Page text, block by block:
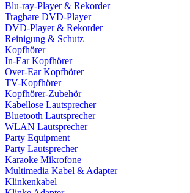
Blu-ray-Player & Rekorder
Tragbare DVD-Player
DVD-Player & Rekorder
Reinigung & Schutz
Kopfhörer
In-Ear Kopfhörer
Over-Ear Kopfhörer
TV-Kopfhörer
Kopfhörer-Zubehör
Kabellose Lautsprecher
Bluetooth Lautsprecher
WLAN Lautsprecher
Party Equipment
Party Lautsprecher
Karaoke Mikrofone
Multimedia Kabel & Adapter
Klinkenkabel